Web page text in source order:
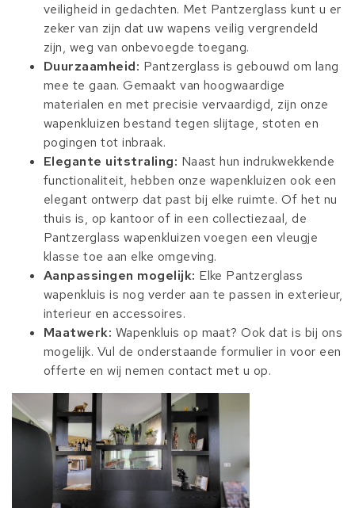
veiligheid in gedachten. Met Pantzerglass kunt u er
zeker van zijn dat uw wapens veilig vergrendeld
zijn, weg van onbevoegde toegang.
Duurzaamheid: Pantzerglass is gebouwd om lang
mee te gaan. Gemaakt van hoogwaardige
materialen en met precisie vervaardigd, zijn onze
wapenkluizen bestand tegen slijtage, stoten en
pogingen tot inbraak.
Elegante uitstraling: Naast hun indrukwekkende
functionaliteit, hebben onze wapenkluizen ook een
elegant ontwerp dat past bij elke ruimte. Of het nu
thuis is, op kantoor of in een collectiezaal, de
Pantzerglass wapenkluizen voegen een vleugje
klasse toe aan elke omgeving.
Aanpassingen mogelijk: Elke Pantzerglass
wapenkluis is nog verder aan te passen in exterieur,
interieur en accessoires.
Maatwerk: Wapenkluis op maat? Ook dat is bij ons
mogelijk. Vul de onderstaande formulier in voor een
offerte en wij nemen contact met u op.